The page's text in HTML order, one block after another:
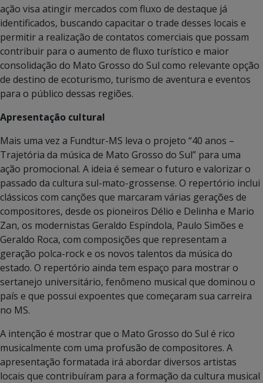
ação visa atingir mercados com fluxo de destaque já
identificados, buscando capacitar o trade desses locais e
permitir a realização de contatos comerciais que possam
contribuir para o aumento de fluxo turístico e maior
consolidação do Mato Grosso do Sul como relevante opção
de destino de ecoturismo, turismo de aventura e eventos
para o público dessas regiões.
Apresentação cultural
Mais uma vez a Fundtur-MS leva o projeto “40 anos –
Trajetória da música de Mato Grosso do Sul” para uma
ação promocional. A ideia é semear o futuro e valorizar o
passado da cultura sul-mato-grossense. O repertório inclui
clássicos com canções que marcaram várias gerações de
compositores, desde os pioneiros Délio e Delinha e Mario
Zan, os modernistas Geraldo Espíndola, Paulo Simões e
Geraldo Roca, com composições que representam a
geração polca-rock e os novos talentos da música do
estado. O repertório ainda tem espaço para mostrar o
sertanejo universitário, fenômeno musical que dominou o
país e que possui expoentes que começaram sua carreira
no MS.
A intenção é mostrar que o Mato Grosso do Sul é rico
musicalmente com uma profusão de compositores. A
apresentação formatada irá abordar diversos artistas
locais que contribuíram para a formação da cultura musical